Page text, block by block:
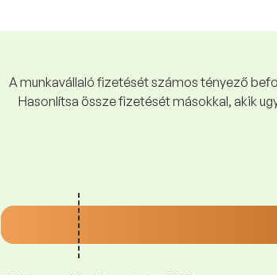
A munkavállaló fizetését számos tényező
Hasonlítsa össze fizetését másokkal, akik